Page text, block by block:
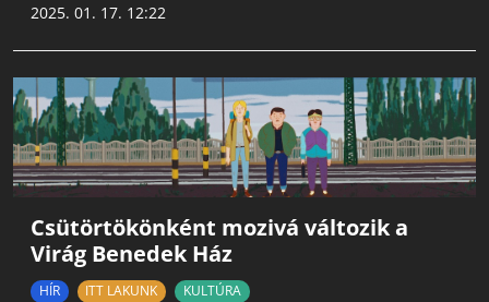
2025. 01. 17. 12:22
Csütörtökönként mozivá változik a
Virág Benedek Ház
HÍR ITT LAKUNK KULTÚRA